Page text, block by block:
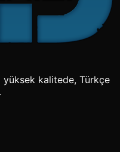
yüksek kalitede, Türkçe